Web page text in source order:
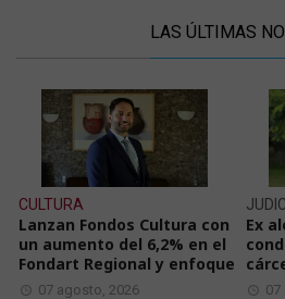
LAS ÚLTIMAS
CULTURA
Lanzan Fondos Cultura con
un aumento del 6,2% en el
Fondart Regional y enfoque
07 agosto, 2026
Ex
07